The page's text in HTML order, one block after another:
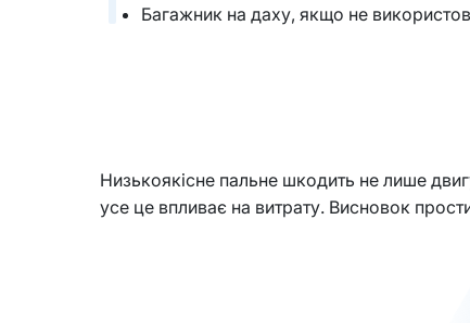
Багажник на даху, якщо не
Низькоякісне пальне шкодить не лише
усе це впливає на витрату. Висновок